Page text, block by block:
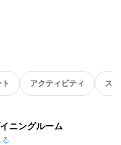
アクティビティ ス
ニングルーム